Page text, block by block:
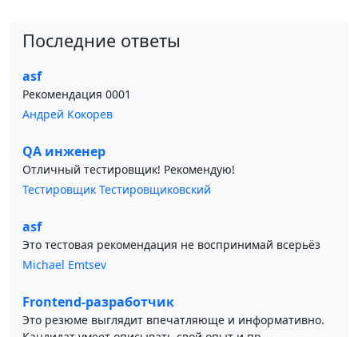
Последние ответы
asf
Рекомендация 0001
Андрей Кокорев
QA инженер
Отличный тестировщик! Рекомендую!
Тестировщик Тестировщиковский
asf
Это тестовая рекомендация не воспринимай всерьёз
Michael Emtsev
Frontend-разработчик
Это резюме выглядит впечатляюще и информативно.